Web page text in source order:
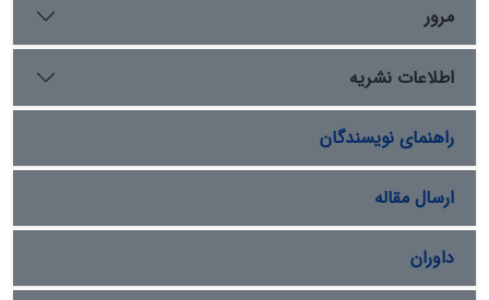
مرور
اطلاعات نشریه
راهنمای نویسندگان
ارسال مقاله
داوران